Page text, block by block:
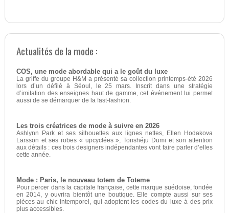
Actualités de la mode :
COS, une mode abordable qui a le goût du luxe
La griffe du groupe H&M a présenté sa collection printemps-été 2026
lors d’un défilé à Séoul, le 25 mars. Inscrit dans une stratégie
d’imitation des enseignes haut de gamme, cet événement lui permet
aussi de se démarquer de la fast-fashion.
Les trois créatrices de mode à suivre en 2026
Ashlynn Park et ses silhouettes aux lignes nettes, Ellen Hodakova
Larsson et ses robes « upcyclées », Torishéju Dumi et son attention
aux détails : ces trois designers indépendantes vont faire parler d’elles
cette année.
Mode : Paris, le nouveau totem de Toteme
Pour percer dans la capitale française, cette marque suédoise, fondée
en 2014, y ouvrira bientôt une boutique. Elle compte aussi sur ses
pièces au chic intemporel, qui adoptent les codes du luxe à des prix
plus accessibles.